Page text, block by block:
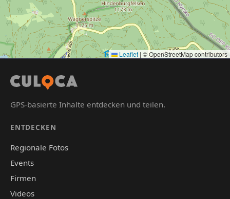
Leaflet | © OpenStreetMap contributors
GPS-basierte Inhalte entdecken und teilen.
ENTDECKEN
Regionale Fotos
Events
Firmen
Videos